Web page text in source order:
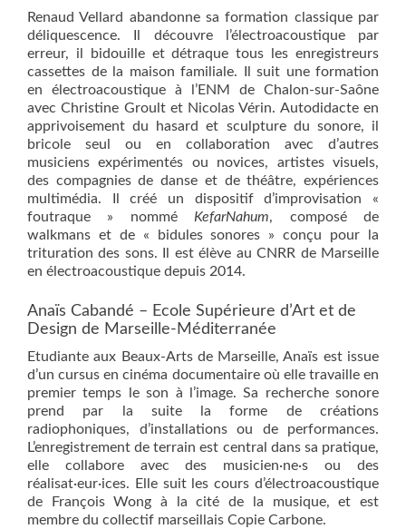
Renaud Vellard abandonne sa formation classique par
déliquescence. Il découvre l’électroacoustique par
erreur, il bidouille et détraque tous les enregistreurs
cassettes de la maison familiale. Il suit une formation
en électroacoustique à l’ENM de Chalon-sur-Saône
avec Christine Groult et Nicolas Vérin. Autodidacte en
apprivoisement du hasard et sculpture du sonore, il
bricole seul ou en collaboration avec d’autres
musiciens expérimentés ou novices, artistes visuels,
des compagnies de danse et de théâtre, expériences
multimédia. Il créé un dispositif d’improvisation «
foutraque » nomméKefarNahum, composé de
walkmans et de « bidules sonores » conçu pour la
trituration des sons. Il est élève au CNRR de Marseille
en électroacoustique depuis 2014.
Anaïs Cabandé – Ecole Supérieure d’Art et de
Design de Marseille-Méditerranée
Etudiante aux Beaux-Arts de Marseille, Anaïs est issue
d’un cursus en cinéma documentaire où elle travaille en
premier temps le son à l’image. Sa recherche sonore
prend par la suite la forme de créations
radiophoniques, d’installations ou de performances.
L’enregistrement de terrain est central dans sa pratique,
elle collabore avec des musicien·ne·s ou des
réalisat·eur·ices. Elle suit les cours d’électroacoustique
de François Wong à la cité de la musique, et est
membre du collectif marseillais Copie Carbone.